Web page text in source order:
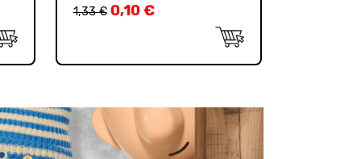
1,33€ 0,10€